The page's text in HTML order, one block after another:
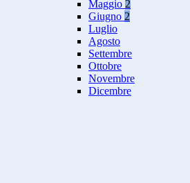
Maggio 2
Giugno 2
Luglio
Agosto
Settembre
Ottobre
Novembre
Dicembre